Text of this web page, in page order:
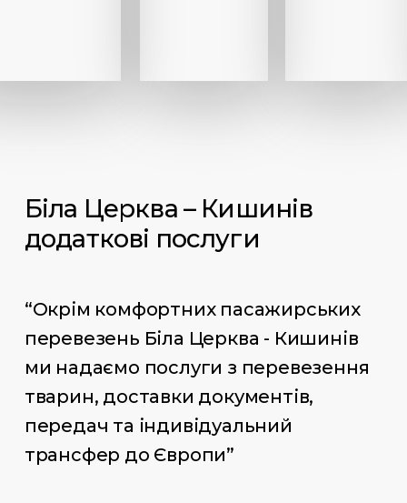
Біла Церква – Кишинів
додаткові послуги
“Окрім комфортних пасажирських
перевезень Біла Церква - Кишинів
ми надаємо послуги з перевезення
тварин, доставки документів,
передач та індивідуальний
трансфер до Європи”